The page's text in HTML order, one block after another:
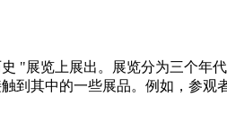
"展览上展出。展览分为三个年
到其中的一些展品。例如，参观